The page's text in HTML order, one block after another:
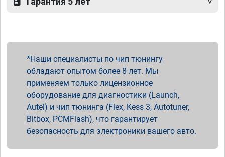
Наши специалисты по чип тюнингу
обладают опытом более 8 лет. Мы
применяем только лицензионное
оборудование для диагностики (Launch,
Autel) и чип тюнинга (Flex, Kess 3, Autotuner,
Bitbox, PCMFlash), что гарантирует
безопасность для электроники вашего авто.